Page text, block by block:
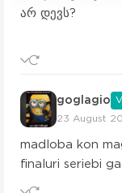
არ დევს?
goglagio
23 August
madloba kon
finaluri seriebi